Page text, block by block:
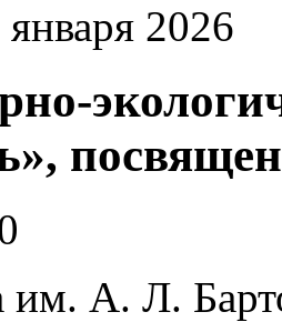
2026
им. А. Л.